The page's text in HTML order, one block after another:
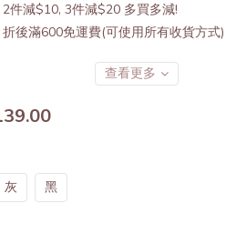
件減$10, 3件減$20 多買多減!
後滿600免運費(可使用所有收貨方式)
查看更多
灰 黑